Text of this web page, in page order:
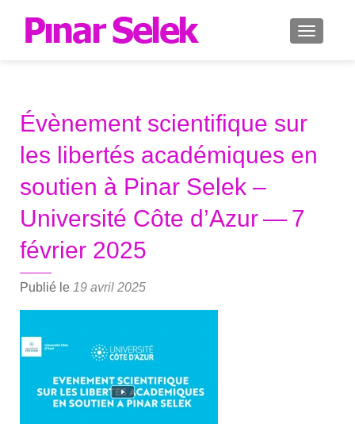
Évènement scientifique sur
les libertés académiques en
soutien à Pinar Selek –
Université Côte d’Azur — 7
février 2025
Publié le 19 avril 2025